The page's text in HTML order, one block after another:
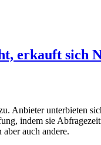
erkauft sich
Anbieter unterbieten
indem sie
auch andere.